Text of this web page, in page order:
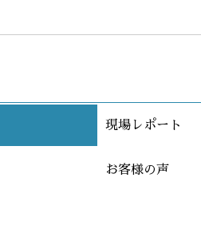
現場レポート
お客様の声